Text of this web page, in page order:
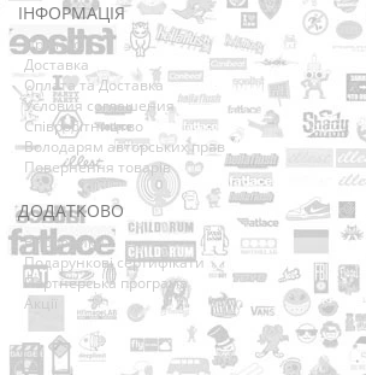
ІНФОРМАЦІЯ
Про нас
Доставка
Оплата та Доставка
Условия соглашения
Співробітництво
Володарям авторських прав
Повернення товарів
ДОДАТКОВО
Виробники
Подарункові сертифікати
Партнерська програма
Акції